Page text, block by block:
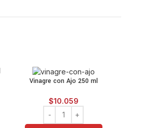
Vinagre con Ajo 250 ml
$10.059